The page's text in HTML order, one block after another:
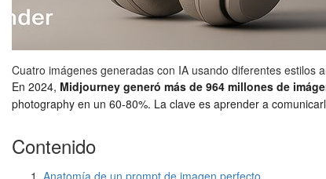
Cuatro imágenes generadas con IA usando diferentes
En 2024, Midjourney generó más de 964 millones de
photography en un 60-80%. La clave es aprender a
Contenido
Anatomía de un prompt de imagen perfecto